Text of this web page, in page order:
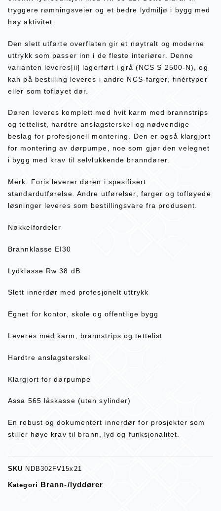
tryggere rømningsveier og et bedre lydmiljø i bygg med
høy aktivitet.
Den slett utførte overflaten gir et nøytralt og moderne
uttrykk som passer inn i de fleste interiører. Denne
varianten leveres[ii] lagerført i grå (NCS S 2500-N), og
kan på bestilling leveres i andre NCS-farger, finértyper
eller som tofløyet dør.
Døren leveres komplett med hvit karm med brannstrips
og tettelist, hardtre anslagsterskel og nødvendige
beslag for profesjonell montering. Den er også klargjort
for montering av dørpumpe, noe som gjør den velegnet
i bygg med krav til selvlukkende branndører.
Merk: Foris leverer døren i spesifisert
standardutførelse. Andre utførelser, farger og tofløyede
løsninger leveres som bestillingsvare fra produsent.
Nøkkelfordeler
Brannklasse EI30
Lydklasse Rw 38 dB
Slett innerdør med profesjonelt uttrykk
Egnet for kontor, skole og offentlige bygg
Leveres med karm, brannstrips og tettelist
Hardtre anslagsterskel
Klargjort for dørpumpe
Assa 565 låskasse (uten sylinder)
En robust og dokumentert innerdør for prosjekter som
stiller høye krav til brann, lyd og funksjonalitet.
SKU NDB302FV15x21
Kategori Brann-/lyddører